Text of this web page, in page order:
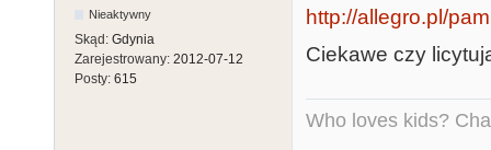
Nieaktywny
Skąd: Gdynia
Zarejestrowany: 2012-07-12
Posty: 615
http://allegro.pl/
Ciekawe czy
Who loves kids?